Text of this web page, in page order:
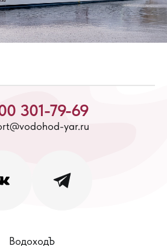
301-79-69
yar.ru
ВодоходЪ